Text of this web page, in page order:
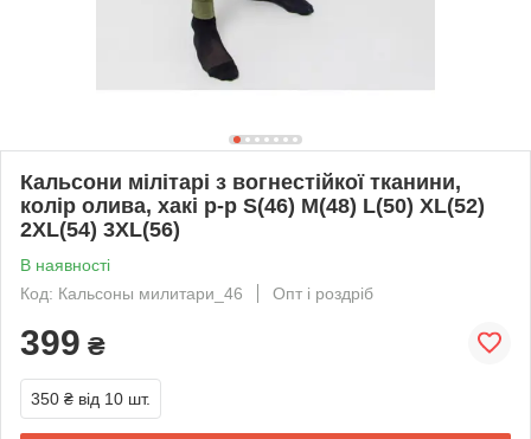
Кальсони мілітарі з вогнестійкої тканини,
колір олива, хакі р-р S(46) M(48) L(50) XL(52)
2XL(54) 3XL(56)
В наявності
Код: Кальсоны милитари_46
Опт і роздріб
399 ₴
350 ₴ від 10 шт.